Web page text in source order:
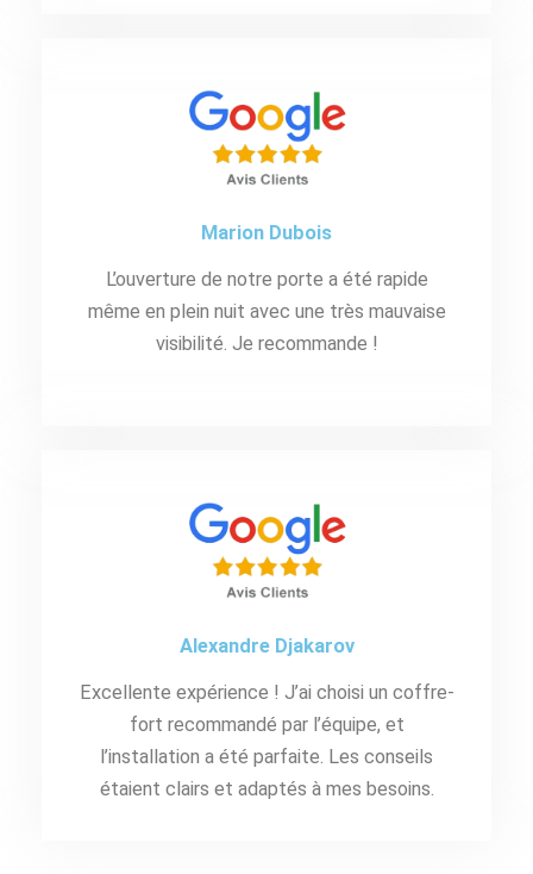
Marion Dubois
L’ouverture de notre porte a été rapide
même en plein nuit avec une très mauvaise
visibilité. Je recommande !
Alexandre Djakarov
Excellente expérience ! J’ai choisi un coffre-
fort recommandé par l’équipe, et
l’installation a été parfaite. Les conseils
étaient clairs et adaptés à mes besoins.